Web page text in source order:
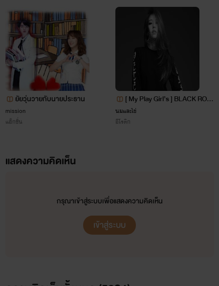
ข่าวดี ขอต้อนรับน้องใหม่แห่งวงการY _ 90องศาY
_ ขอแนะนำตัว
นามปากกา
paper stories
สำหรับนิยายโรแมนติกและอีโรติก
นามปากกา
เน้นเฉพาะสายYเท่านั้น
(นักอ่านสามารถติดตาม 90องศาYได้ในแพลตฟอร์มอื่นๆ อาทิ รีดอะไรท์ และmeb)
สำหรับในธัญวลัย การเพิ่มนามปากกาทำได้ยาก นิยายYจึงอยู่ภายใต้paper storiesเหมือนเดิม
เพิ่มช่องทางการติดต่อของไรท์ในtiktok_rainbowstories
ยัยวุ่นวายกับนายประธาน
mission
แอ็กชั่น
[ My Play Girl’s ] BLACK ROS
S
นมและไข่
อีโรติก
แสดงความคิดเห็น
กรุณาเข้าสู่ระบบเพื่อแสดงความคิดเห็น
เข้าสู่ระบบ